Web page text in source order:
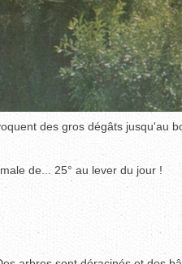
des gros dégâts jusqu'au
de... 25° au lever du jour !